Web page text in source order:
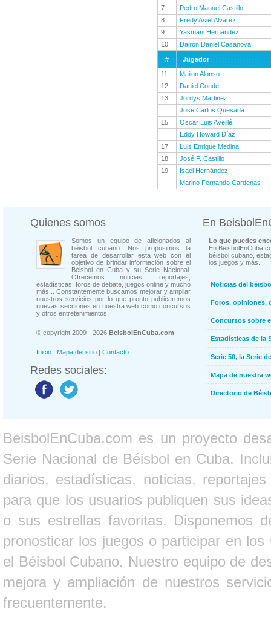
7
Pedro Manuel Castillo
8
Fredy Asiel Alvarez
9
Yasmani Hernández
10
Dairon Daniel Casanova
#
Jugador
11
Mailon Alonso
12
Daniel Conde
13
Jordys Martinez
Jose Carlos Quesada
15
Oscar Luis Aveillé
Eddy Howard Díaz
17
Luis Enrique Medina
18
José F. Castillo
19
Isael Hernández
Marino Fernando Cardenas
Quienes somos
Somos un equipo de aficionados al
béisbol cubano. Nos propusimos la
tarea de desarrollar esta web con el
objetivo de brindar información sobre el
Béisbol en Cuba y su Serie Nacional.
Ofrecemos noticias, reportajes,
estadísticas, foros de debate, juegos online y mucho
más... Constantemente buscamos mejorar y ampliar
nuestros servicios por lo que pronto publicaremos
nuevas secciones en nuestra web como concursos
y otros entretenimientos.
© copyright 2009 - 2026 BeisbolEnCuba.com
Inicio | Mapa del sitio | Contacto
Redes sociales:
En
Lo que puedes
En
béisbol cubano,
los juegos y más...
Noticias del
Foros, opiniones,
Concursos sobre
Estadísticas de la
Serie 50, la Serie
Mapa de nuestra
Directorio de
BeisbolEnCuba.com es un proyecto
Serie Nacional de Béisbol en Cuba.
diarios, estadísticas, noticias,
para que los usuarios publiquen sus
o sus estrellas favoritas. Disponemos
pronosticar los juegos o participar en
el Béisbol Cubano. Nuestro equipo de
mejora y ampliación de nuestros
frecuentemente.